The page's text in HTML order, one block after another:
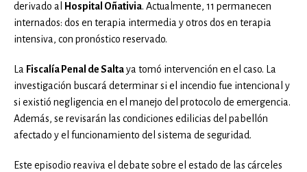
derivado al
Hospital Oñativia. Actualmente, 11 permanecen
internados: dos en terapia intermedia y otros dos en terapia
intensiva, con pronóstico reservado.
La Fiscalía Penal de Saltaya tomó intervención en el caso. La
investigación buscará determinar si el incendio fue intencional y
si existió negligencia en el manejo del protocolo de emergencia.
Además, se revisarán las condiciones edilicias del pabellón
afectado y el funcionamiento del sistema de seguridad.
Este episodio reaviva el debate sobre el estado de las cárceles